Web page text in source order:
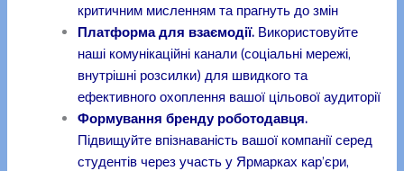
критичним мисленням та прагнуть до змін
Платформа для взаємодії. Використовуйте
наші комунікаційні канали (соціальні мережі,
внутрішні розсилки) для швидкого та
ефективного охоплення вашої цільової аудиторії
Формування бренду роботодавця.
Підвищуйте впізнаваність вашої компанії серед
студентів через участь у Ярмарках кар’єри,